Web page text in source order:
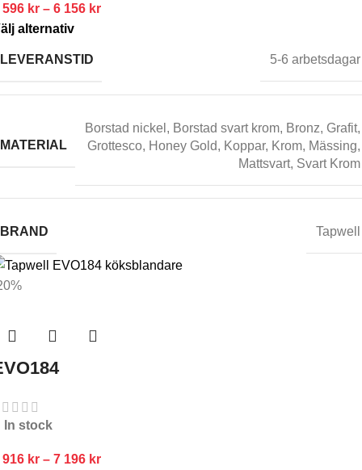
596 kr – 6 156 kr
alternativ
LEVERANSTID 5-6 arbetsdagar
MATERIAL
Borstad nickel , Borstad svart krom, Bronz, Grafit,
Grottesco, Honey Gold, Koppar, Krom, Mässing,
Mattsvart, Svart Krom
BRAND Tapwell
In stock
916 kr – 7 196 kr